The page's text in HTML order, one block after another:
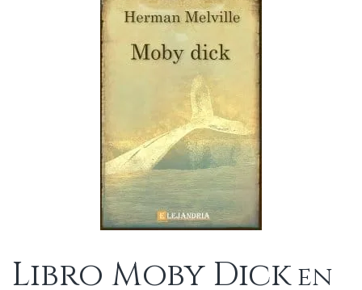
Libro Moby Dicken